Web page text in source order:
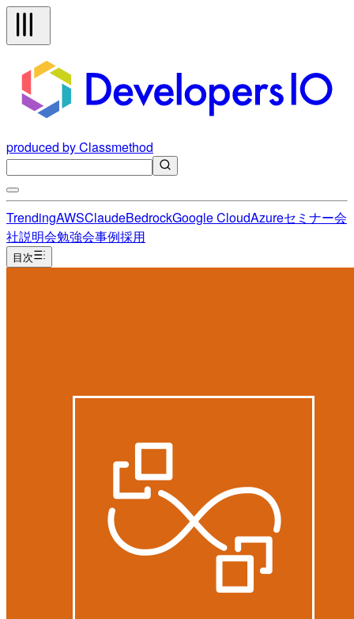
produced by Classmethod
TrendingAWSClaudeBedrockGoogle CloudAzureセミナー会
社説明会勉強会事例採用
目次